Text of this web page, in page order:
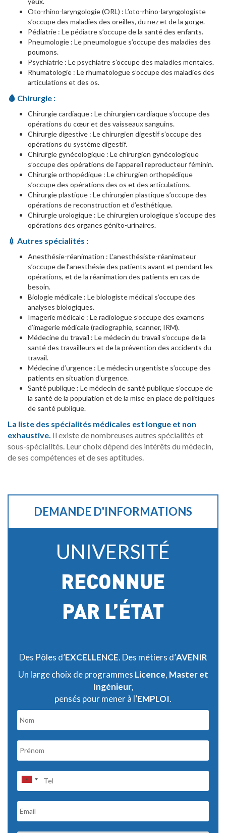
Oto-rhino-laryngologie (ORL) : L’oto-rhino-laryngologiste
s’occupe des maladies des oreilles, du nez et de la gorge.
Pédiatrie : Le pédiatre s’occupe de la santé des enfants.
Pneumologie : Le pneumologue s’occupe des maladies des
poumons.
Psychiatrie : Le psychiatre s’occupe des maladies mentales.
Rhumatologie : Le rhumatologue s’occupe des maladies des
articulations et des os.
🩸 Chirurgie :
Chirurgie cardiaque : Le chirurgien cardiaque s’occupe des
opérations du cœur et des vaisseaux sanguins.
Chirurgie digestive : Le chirurgien digestif s’occupe des
opérations du système digestif.
Chirurgie gynécologique : Le chirurgien gynécologique
s’occupe des opérations de l’appareil reproducteur féminin.
Chirurgie orthopédique : Le chirurgien orthopédique
s’occupe des opérations des os et des articulations.
Chirurgie plastique : Le chirurgien plastique s’occupe des
opérations de reconstruction et d’esthétique.
Chirurgie urologique : Le chirurgien urologique s’occupe des
opérations des organes génito-urinaires.
💉 Autres spécialités :
Anesthésie-réanimation : L’anesthésiste-réanimateur
s’occupe de l’anesthésie des patients avant et pendant les
opérations, et de la réanimation des patients en cas de
besoin.
Biologie médicale : Le biologiste médical s’occupe des
analyses biologiques.
Imagerie médicale : Le radiologue s’occupe des examens
d’imagerie médicale (radiographie, scanner, IRM).
Médecine du travail : Le médecin du travail s’occupe de la
santé des travailleurs et de la prévention des accidents du
travail.
Médecine d’urgence : Le médecin urgentiste s’occupe des
patients en situation d’urgence.
Santé publique : Le médecin de santé publique s’occupe de
la santé de la population et de la mise en place de politiques
de santé publique.
La liste des spécialités médicales est longue et non
exhaustive. Il existe de nombreuses autres spécialités et
sous-spécialités. Leur choix dépend des intérêts du médecin,
de ses compétences et de ses aptitudes.
DEMANDE D'INFORMATIONS
UNIVERSITÉ
RECONNUE
PAR L’ÉTAT
Des Pôles d’EXCELLENCE. Des métiers d’AVENIR
Un large choix de programmes Licence, Master et
Ingénieur,
pensés pour mener à l’EMPLOI.